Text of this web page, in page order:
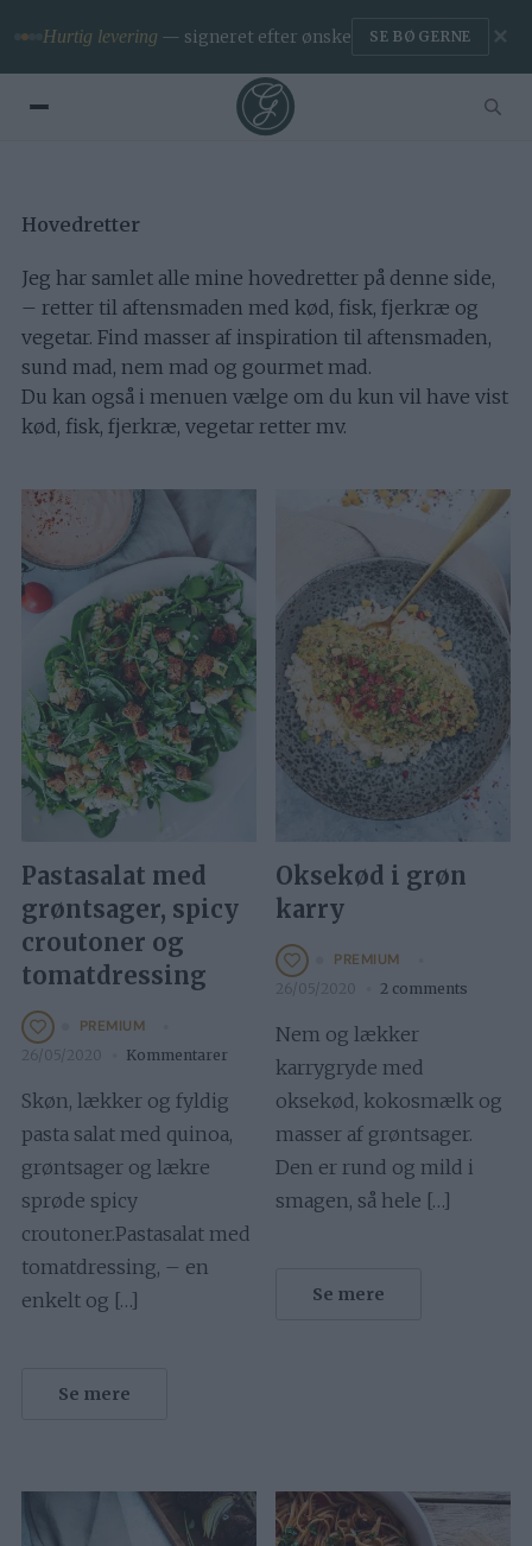
Hurtig levering — signeret efter ønske SE BØGERNE ✕
Hovedretter
Jeg har samlet alle mine hovedretter på denne side,
– retter til aftensmaden med kød, fisk, fjerkræ og
vegetar. Find masser af inspiration til aftensmaden,
sund mad, nem mad og gourmet mad.
Du kan også i menuen vælge om du kun vil have vist
kød, fisk, fjerkræ, vegetar retter mv.
Pastasalat med
grøntsager, spicy
croutoner og
tomatdressing
PREMIUM
26/05/2020 Kommentarer
Skøn, lækker og fyldig
pasta salat med quinoa,
grøntsager og lækre
sprøde spicy
croutoner.Pastasalat med
tomatdressing, – en
enkelt og […]
Se mere
Oksekød i grøn
karry
PREMIUM
26/05/2020 2 comments
Nem og lækker
karrygryde med
oksekød, kokosmælk og
masser af grøntsager.
Den er rund og mild i
smagen, så hele […]
Se mere